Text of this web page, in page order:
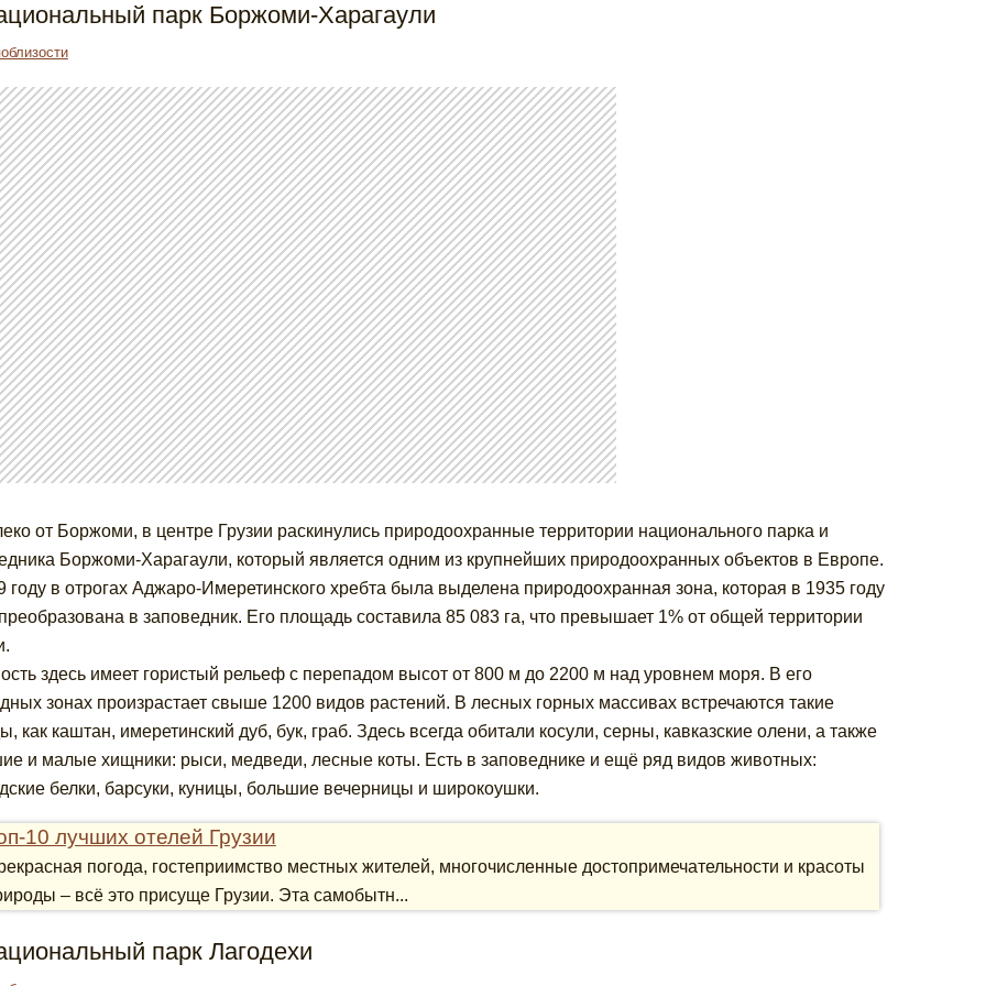
парк Боржоми-Харагаули
от Боржоми, в центре Грузии раскинулись природоохранные территории национального парка и
Боржоми-Харагаули, который является одним из крупнейших природоохранных объектов в Европе.
году в отрогах Аджаро-Имеретинского хребта была выделена природоохранная зона, которая в 1935 году
в заповедник. Его площадь составила 85 083 га, что превышает 1% от общей территории
здесь имеет гористый рельеф с перепадом высот от 800 м до 2200 м над уровнем моря. В его
зонах произрастает свыше 1200 видов растений. В лесных горных массивах встречаются такие
как каштан, имеретинский дуб, бук, граб. Здесь всегда обитали косули, серны, кавказские олени, а также
и малые хищники: рыси, медведи, лесные коты. Есть в заповеднике и ещё ряд видов животных:
белки, барсуки, куницы, большие вечерницы и широкоушки.
10 лучших отелей Грузии
погода, гостеприимство местных жителей, многочисленные достопримечательности и красоты
– всё это присуще Грузии. Эта самобытн...
парк Лагодехи